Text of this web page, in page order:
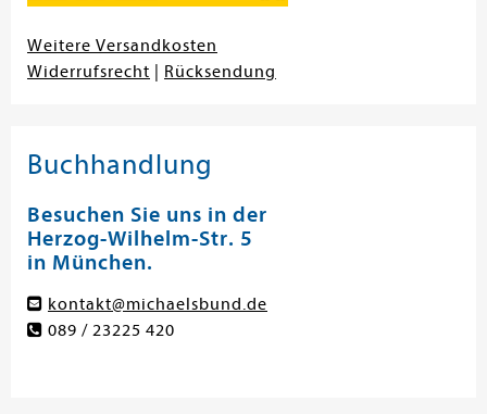
Weitere Versandkosten
Widerrufsrecht
Rücksendung
Buchhandlung
Besuchen Sie uns in der
Herzog-Wilhelm-Str. 5
in München.
kontakt@michaelsbund.de
089 / 23225 420